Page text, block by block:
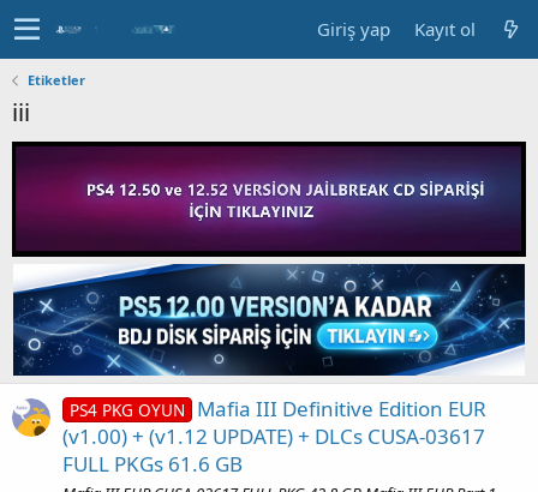
Giriş yap Kayıt ol
Etiketler
iii
PS4 PKG OYUN
Mafia III Definitive Edition EUR
(v1.00) + (v1.12 UPDATE) + DLCs CUSA-03617
FULL PKGs 61.6 GB